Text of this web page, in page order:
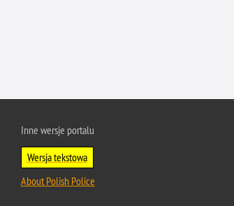
Inne wersje portalu
Wersja tekstowa
About Polish Police